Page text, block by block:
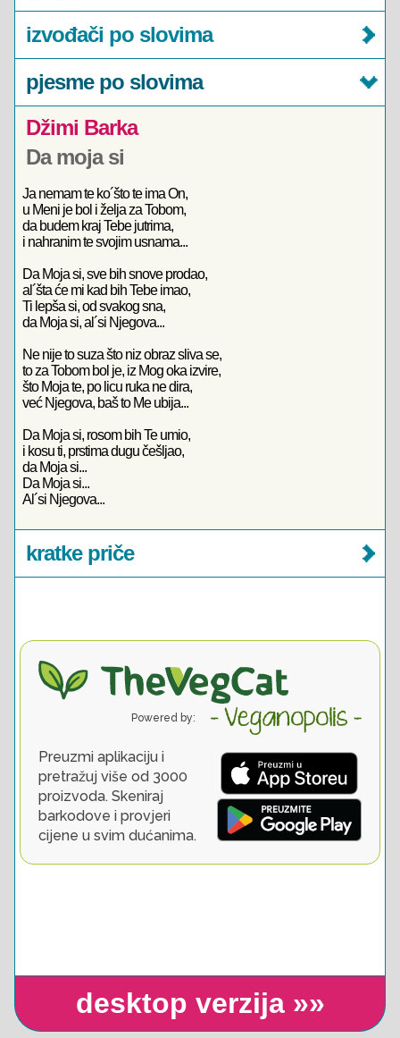
izvođači po slovima
pjesme po slovima
Džimi Barka
Da moja si
Ja nemam te ko´što te ima On,
u Meni je bol i želja za Tobom,
da budem kraj Tebe jutrima,
i nahranim te svojim usnama...
Da Moja si, sve bih snove prodao,
al´šta će mi kad bih Tebe imao,
Ti lepša si, od svakog sna,
da Moja si, al´si Njegova...
Ne nije to suza što niz obraz sliva se,
to za Tobom bol je, iz Mog oka izvire,
što Moja te, po licu ruka ne dira,
već Njegova, baš to Me ubija...
Da Moja si, rosom bih Te umio,
i kosu ti, prstima dugu češljao,
da Moja si...
Da Moja si...
Al´si Njegova...
kratke priče
desktop verzija »»